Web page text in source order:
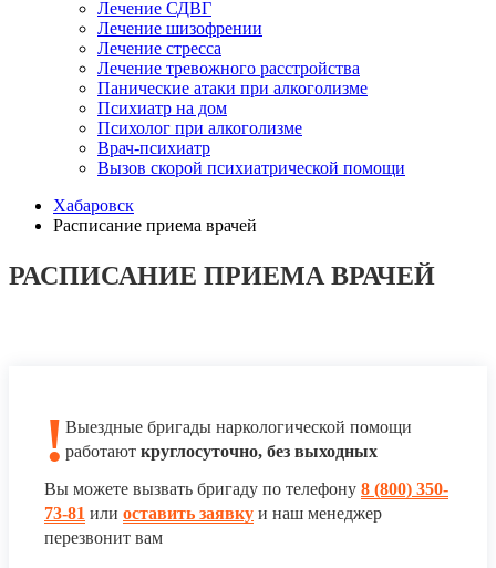
Лечение СДВГ
Лечение шизофрении
Лечение стресса
Лечение тревожного расстройства
Панические атаки при алкоголизме
Психиатр на дом
Психолог при алкоголизме
Врач-психиатр
Вызов скорой психиатрической помощи
Хабаровск
Расписание приема врачей
РАСПИСАНИЕ ПРИЕМА ВРАЧЕЙ
! Выездные бригады наркологической помощи
работают круглосуточно, без выходных
Вы можете вызвать бригаду по телефону 8 (800) 350-
73-81 или оставить заявку и наш менеджер
перезвонит вам